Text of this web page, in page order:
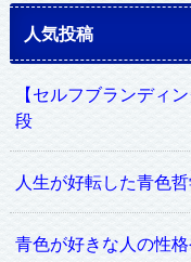
人気投稿
【セルフブランディ
段
人生が好転した青色
青色が好きな人の性